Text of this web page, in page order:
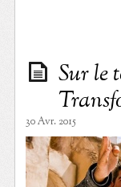
Sur le
30 Avr. 2015